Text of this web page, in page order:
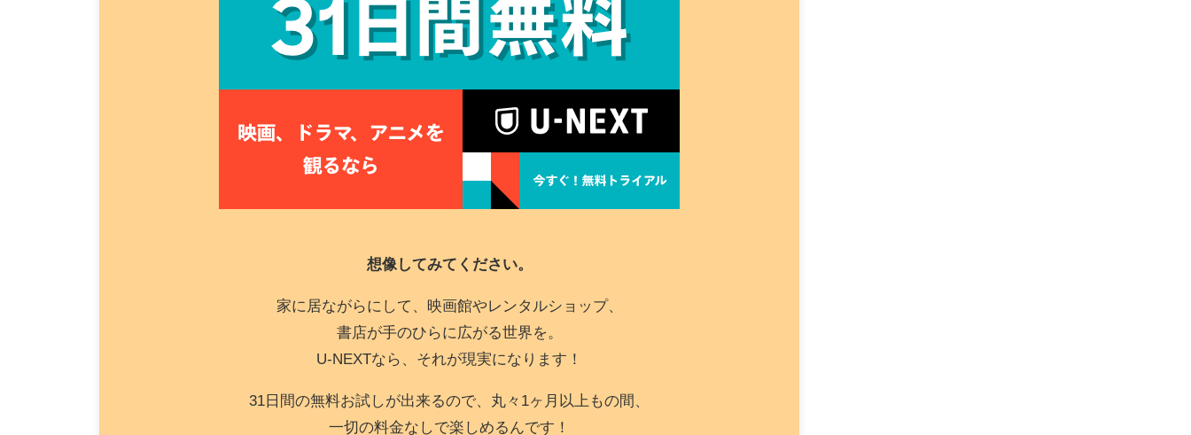
想像してみてください。
家に居ながらにして、映画館やレンタルショップ、
書店が手のひらに広がる世界を。
U-NEXTなら、それが現実になります！
31日間の無料お試しが出来るので、丸々1ヶ月以上もの間、
一切の料金なしで楽しめるんです！